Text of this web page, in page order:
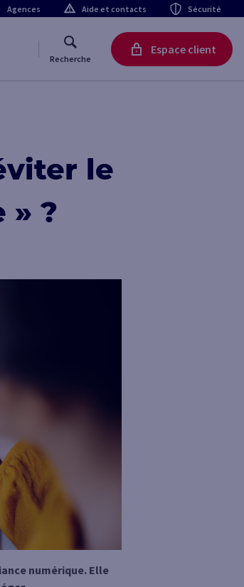
Agences Aide et contacts Sécurité
Recherche
Espace client
le
» ?
numérique. Elle